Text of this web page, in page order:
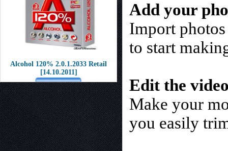
Alcohol 120% 2.0.1.2033 Retail
[14.10.2011]
Add your
Import
to start
Edit the
Make your
you easily